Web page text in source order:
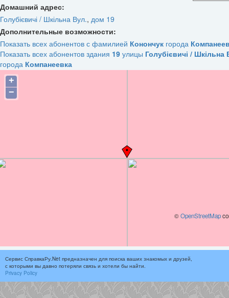
Домашний адрес:
Голубієвичі / Шкільна Вул., дом 19
Дополнительные возможности:
Показать всех абонентов с фамилией Конончук города
Показать всех абонентов здания 19 улицы Голубієвичі / Шкільна
города Компанеевка
+
−
©OpenStreetMap
Сервис СправкаРу.Net предназначен для поиска ваших знакомых и друзей,
с которыми вы давно потеряли связь и хотели бы найти.
Privacy Policy